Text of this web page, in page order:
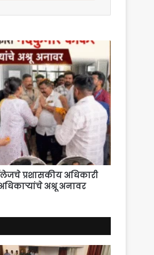
प्रशासकीय अधिकारी
अश्रू अनावर